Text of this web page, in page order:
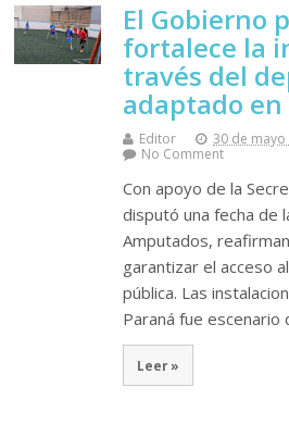
El Gobierno
fortalece la
través del
adaptado en
Editor 30 de mayo
No Comment
Con apoyo de la
disputó una fecha de
Amputados,
garantizar el acceso
pública. Las
Paraná fue escenario
Leer »